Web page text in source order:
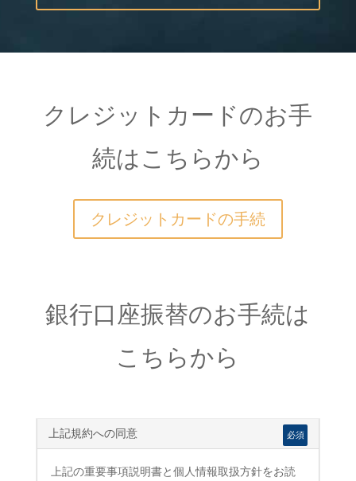
クレジットカードのお手
続はこちらから
クレジットカードの手続
銀行口座振替のお手続は
こちらから
上記規約への同意 必須
上記の重要事項説明書と個人情報取扱方針をお読